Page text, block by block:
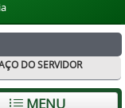
DO SERVIDOR
MENU